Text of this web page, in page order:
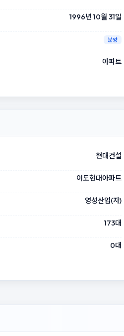
1996년 10월 31일
분양
아파트
현대건설
이도현대아파트
영성산업(자)
173대
0대